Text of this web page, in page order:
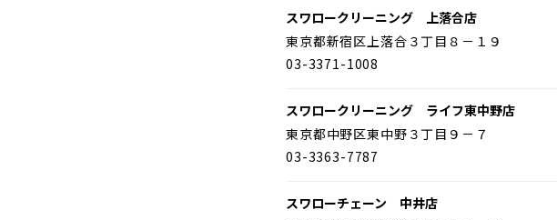
スワロークリーニング 上落合店
東京都新宿区上落合３丁目８－１９
03-3371-1008
スワロークリーニング ライフ東中野店
東京都中野区東中野３丁目９－７
03-3363-7787
スワローチェーン 中井店